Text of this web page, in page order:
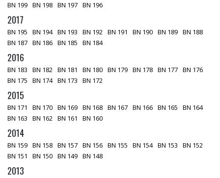
BN 199 BN 198 BN 197 BN 196
2017
BN 195 BN 194 BN 193 BN 192 BN 191 BN 190 BN 189 BN 188
BN 187 BN 186 BN 185 BN 184
2016
BN 183 BN 182 BN 181 BN 180 BN 179 BN 178 BN 177 BN 176
BN 175
BN 174 BN 173 BN 172
2015
BN 171 BN 170 BN 169 BN 168 BN 167 BN 166 BN 165
BN 164
BN 163
BN 162 BN 161 BN 160
2014
BN 159 BN 158 BN 157 BN 156 BN 155 BN 154 BN 153
BN 152
BN 151
BN 150 BN 149 BN 148
2013